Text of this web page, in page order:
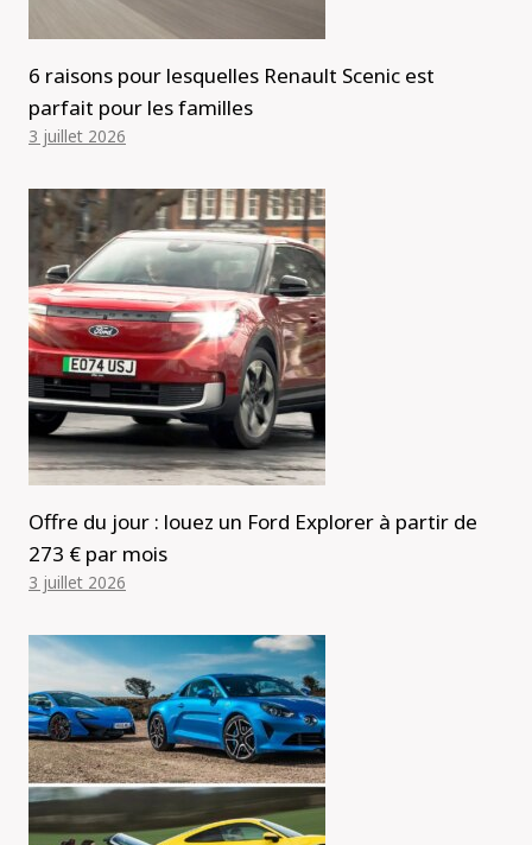
6 raisons pour lesquelles Renault Scenic est
parfait pour les familles
3 juillet 2026
Offre du jour : louez un Ford Explorer à partir de
273 € par mois
3 juillet 2026